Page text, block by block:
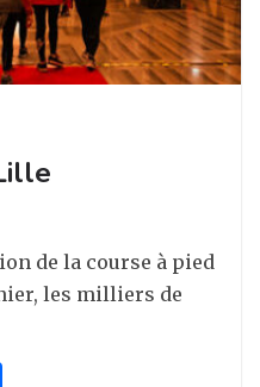
de la course à pied
les milliers de